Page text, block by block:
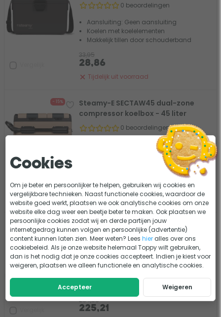
0 beoordelingen
Aansluiting: Geen aansluiting
Koelen met koelelementen
Makkelijk tillen door schouderband
Tijdelijk uit voorraad
33,95
28,86
- 15%
Vergelijk
Steamy-E SECTAW45 dual-zone
compressor koelbox - 45 liter
0 beoordelingen
Aansluiting: 12V, 24V & 230V
Krachtige koeling tot -20°C
Dual Zone: koelen en vriezen
Tijdelijk uit voorraad
305,96
- 15%
Steamy-E SECT36 dual-zone
compressor koelbox - 36 liter
0 beoordelingen
Aansluiting: 12V, 24V & 230V
Krachtige koeling tot -20°C
Dual Zone: koelen en vriezen
264,95
225,21
Cookies
Om je beter en persoonlijker te helpen, gebruiken wij cookies en
vergelijkbare technieken. Naast functionele cookies, waardoor de
website goed werkt, plaatsen we ook analytische cookies om onze
website elke dag weer een beetje beter te maken. Ook plaatsen we
persoonlijke cookies zodat wij en derde partijen jouw
internetgedrag kunnen volgen en persoonlijke (advertentie)
content kunnen laten zien. Meer weten? Leeshier alles over ons
cookiebeleid. Als je onze website helemaal Toppy wilt gebruiken,
dan is het nodig dat je onze cookies accepteert. Indien je kiest voor
weigeren, plaatsen we alleen functionele en analytische cookies.
Accepteer Weigeren